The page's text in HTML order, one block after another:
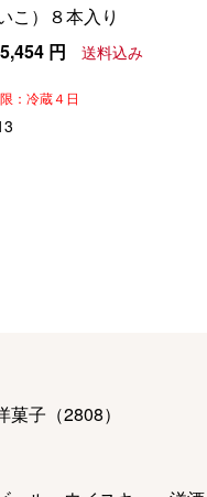
こ）８本入り
5,454 円 送料込み
：冷蔵４日
菓子 （2808）